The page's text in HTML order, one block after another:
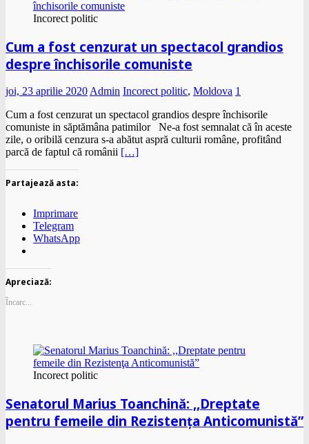
Incorect politic
Cum a fost cenzurat un spectacol grandios
despre închisorile comuniste
joi, 23 aprilie 2020Admin Incorect politic, Moldova 1
Cum a fost cenzurat un spectacol grandios despre închisorile
comuniste in săptămâna patimilor Ne-a fost semnalat că în aceste
zile, o oribilă cenzura s-a abătut aspră culturii române, profitând
parcă de faptul că românii […]
Partajează asta:
Imprimare
Telegram
WhatsApp
Apreciază:
Încarc...
Incorect politic
Senatorul Marius Toanchină: ,,Dreptate
pentru femeile din Rezistenţa Anticomunistă”